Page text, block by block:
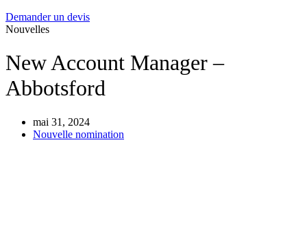
Demander un devis
Nouvelles
New Account Manager –
Abbotsford
mai 31, 2024
Nouvelle nomination